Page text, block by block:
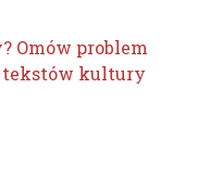
Omów problem
tekstów kultury